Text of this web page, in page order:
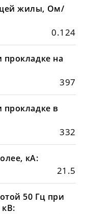
жилы, Ом/
0.124
на
397
в
332
кА:
21.5
50 Гц при